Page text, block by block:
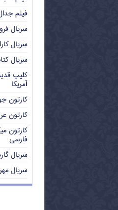
فیلم
سریال
سریال
سریال
کلیپ
آمریکا
کارتون
کارتون
کارتون
فارسی
سریال
سریال مهر